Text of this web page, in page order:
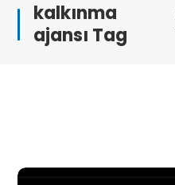
kalkınma
ajansı Tag